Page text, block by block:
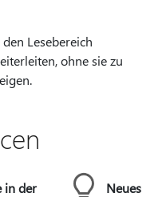
Lesebereich
ohne sie zu
in der
Neues